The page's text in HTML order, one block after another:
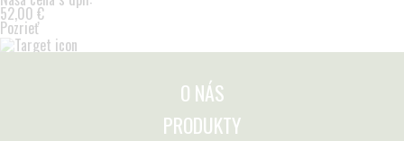
52,00 €
Pozrieť
O NÁS
PRODUKTY